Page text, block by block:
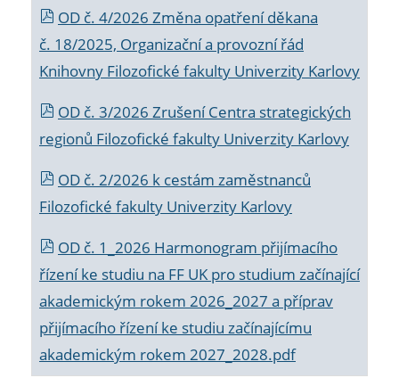
OD č. 4/2026 Změna opatření děkana
č. 18/2025, Organizační a provozní řád
Knihovny Filozofické fakulty Univerzity Karlovy
OD č. 3/2026 Zrušení Centra strategických
regionů Filozofické fakulty Univerzity Karlovy
OD č. 2/2026 k cestám zaměstnanců
Filozofické fakulty Univerzity Karlovy
OD č. 1_2026 Harmonogram přijímacího
řízení ke studiu na FF UK pro studium začínající
akademickým rokem 2026_2027 a příprav
přijímacího řízení ke studiu začínajícímu
akademickým rokem 2027_2028.pdf